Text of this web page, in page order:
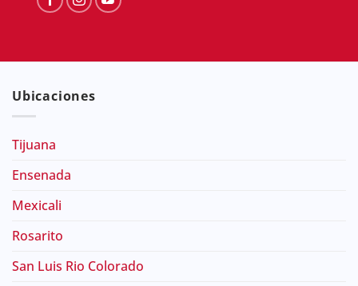
Ubicaciones
Tijuana
Ensenada
Mexicali
Rosarito
San Luis Rio Colorado